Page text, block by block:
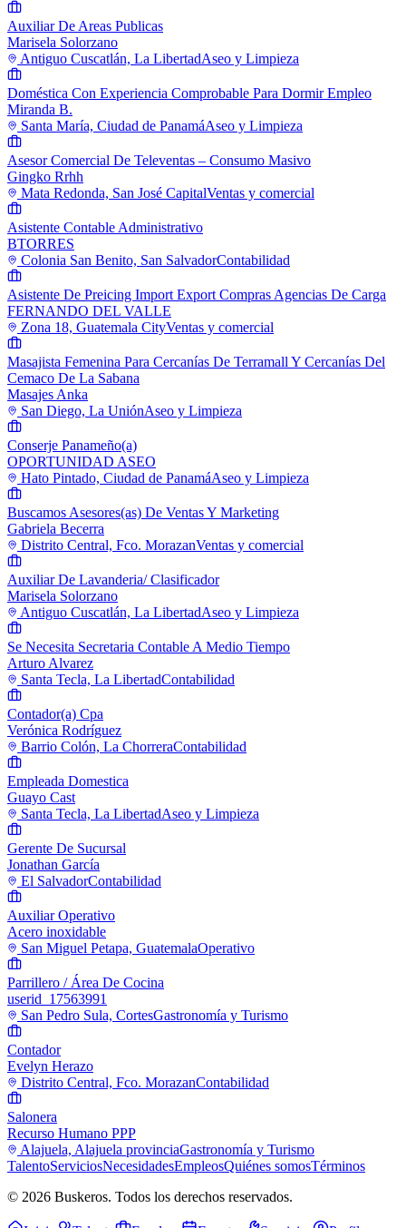
Auxiliar De Areas Publicas
Marisela Solorzano
Antiguo Cuscatlán, La LibertadAseo y Limpieza
Doméstica Con Experiencia Comprobable Para Dormir Empleo
Miranda B.
Santa María, Ciudad de PanamáAseo y Limpieza
Asesor Comercial De Televentas – Consumo Masivo
Gingko Rrhh
Mata Redonda, San José CapitalVentas y comercial
Asistente Contable Administrativo
BTORRES
Colonia San Benito, San SalvadorContabilidad
Asistente De Preicing Import Export Compras Agencias De Carga
FERNANDO DEL VALLE
Zona 18, Guatemala CityVentas y comercial
Masajista Femenina Para Cercanías De Terramall Y Cercanías Del
Cemaco De La Sabana
Masajes Anka
San Diego, La UniónAseo y Limpieza
Conserje Panameño(a)
OPORTUNIDAD ASEO
Hato Pintado, Ciudad de PanamáAseo y Limpieza
Buscamos Asesores(as) De Ventas Y Marketing
Gabriela Becerra
Distrito Central, Fco. MorazanVentas y comercial
Auxiliar De Lavanderia/ Clasificador
Marisela Solorzano
Antiguo Cuscatlán, La LibertadAseo y Limpieza
Se Necesita Secretaria Contable A Medio Tiempo
Arturo Alvarez
Santa Tecla, La LibertadContabilidad
Contador(a) Cpa
Verónica Rodríguez
Barrio Colón, La ChorreraContabilidad
Empleada Domestica
Guayo Cast
Santa Tecla, La LibertadAseo y Limpieza
Gerente De Sucursal
Jonathan García
El SalvadorContabilidad
Auxiliar Operativo
Acero inoxidable
San Miguel Petapa, GuatemalaOperativo
Parrillero / Área De Cocina
userid_17563991
San Pedro Sula, CortesGastronomía y Turismo
Contador
Evelyn Herazo
Distrito Central, Fco. MorazanContabilidad
Salonera
Recurso Humano PPP
Alajuela, Alajuela provinciaGastronomía y Turismo
TalentoServiciosNecesidadesEmpleosQuiénes somosTérminos
© 2026 Buskeros. Todos los derechos reservados.